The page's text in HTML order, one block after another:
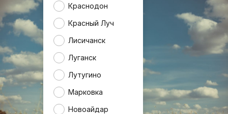
Краснодон
Красный Луч
Лисичанск
Луганск
Лутугино
Марковка
Новоайдар